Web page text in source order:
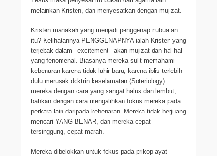
melainkan Kristen, dan menyesatkan dengan mujizat.
Kristen manakah yang menjadi penggenap nubuatan
itu? Kelihatannya PENGGENAPNYA ialah Kristen yang
terjebak dalam _excitement_ akan mujizat dan hal-hal
yang fenomenal. Biasanya mereka sulit memahami
kebenaran karena tidak lahir baru, karena iblis terlebih
dulu merusak doktrin keselamatan (Soteriology)
mereka dengan cara yang sangat halus dan lembut,
bahkan dengan cara mengalihkan fokus mereka pada
perkara lain daripada kebenaran. Mereka tidak berjuang
mencari YANG BENAR, dan mereka cepat
tersinggung, cepat marah.
Mereka dibelokkan untuk fokus pada prikop ayat